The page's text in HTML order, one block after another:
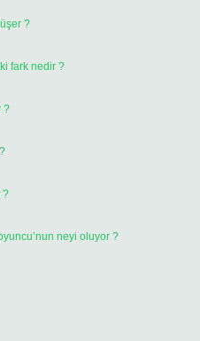
?
fark nedir ?
?
?
neyi oluyor ?